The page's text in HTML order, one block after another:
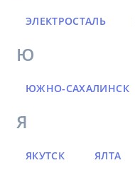
ЭЛЕКТРОСТАЛЬ
Ю
ЮЖНО-САХАЛИНСК
Я
ЯКУТСК ЯЛТА